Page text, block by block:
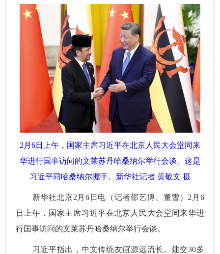
2月6日上午，国家主席习近平在北京人民大会堂同来
华进行国事访问的文莱苏丹哈桑纳尔举行会谈。这是
习近平同哈桑纳尔握手。新华社记者 黄敬文 摄
新华社北京2月6日电（记者邵艺博、董雪）2月6
日上午，国家主席习近平在北京人民大会堂同来华进
行国事访问的文莱苏丹哈桑纳尔举行会谈。
习近平指出，中文传统友谊源远流长。建交30多